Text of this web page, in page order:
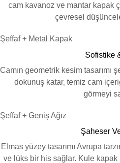
cam kavanoz ve mantar kapak
çevresel
Şeffaf + Metal Kapak
Sofistike
Camın geometrik kesim tasarımı
dokunuş katar, temiz cam
görmeyi
Şeffaf + Geniş Ağız
Şaheser
Elmas yüzey tasarımı Avrupa
ve lüks bir his sağlar. Kule